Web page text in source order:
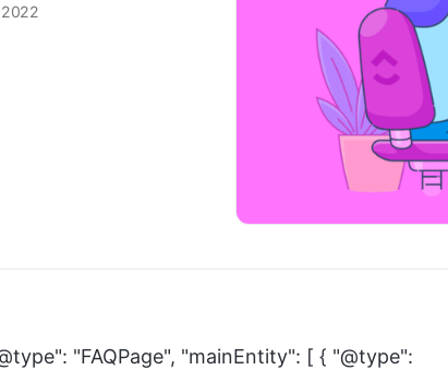
2022
"FAQPage", "mainEntity": [ { "@type":